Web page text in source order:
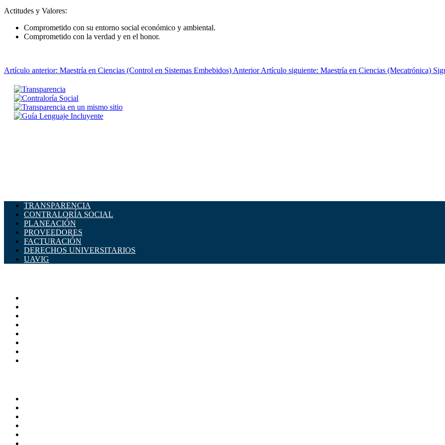
Actitudes y Valores:
Comprometido con su entorno social económico y ambiental.
Comprometido con la verdad y en el honor.
Artículo anterior: Maestría en Ciencias (Control en Sistemas Embebidos) Anterior Artículo siguiente: Maestría en Ciencias (Mecatrónica)
TRANSPARENCIA
CONTRALORÍA SOCIAL
PLANEACIÓN
PROVEEDORES
FACTURACIÓN
DERECHOS UNIVERSITARIOS
UAVIG